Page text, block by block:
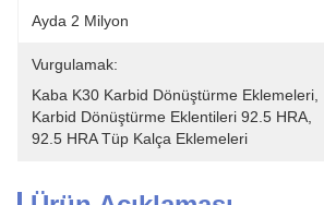
Ayda 2 Milyon
Vurgulamak:
Kaba K30 Karbid Dönüştürme Eklemeleri
Karbid Dönüştürme Eklentileri 92.5 HRA
92.5 HRA Tüp Kalça Eklemeleri